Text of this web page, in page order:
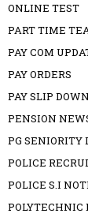
ONLINE TEST
PART TIME
PAY COM
PAY ORDERS
PAY SLIP
PENSION
PG SENIORITY
POLICE
POLICE S.I
POLYTECHNIC